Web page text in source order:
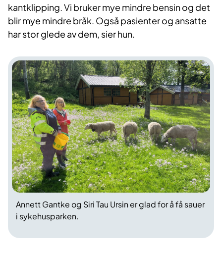
kantklipping. Vi bruker mye mindre bensin og det
blir mye mindre bråk. Også pasienter og ansatte
har stor glede av dem, sier hun.
Annett Gantke og Siri Tau Ursin er glad for å få sauer
i sykehusparken.